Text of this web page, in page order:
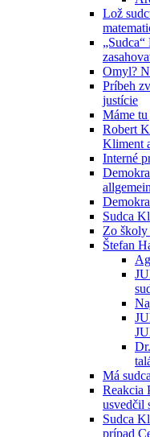
Lož
Omyl?
Príbeh
justície
Máme
Robert
Kliment
Interné
Sudca
Zo školy
Štefan
Má
Reakcia
usvedčil
Sudca
prípad